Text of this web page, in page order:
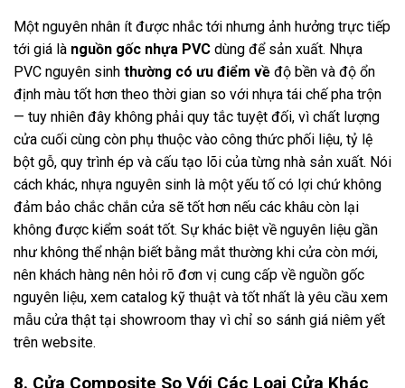
Một nguyên nhân ít được nhắc tới nhưng ảnh hưởng trực tiếp
tới giá là nguồn gốc nhựa PVC dùng để sản xuất. Nhựa
PVC nguyên sinh thường có ưu điểm về độ bền và độ ổn
định màu tốt hơn theo thời gian so với nhựa tái chế pha trộn
— tuy nhiên đây không phải quy tắc tuyệt đối, vì chất lượng
cửa cuối cùng còn phụ thuộc vào công thức phối liệu, tỷ lệ
bột gỗ, quy trình ép và cấu tạo lõi của từng nhà sản xuất. Nói
cách khác, nhựa nguyên sinh là một yếu tố có lợi chứ không
đảm bảo chắc chắn cửa sẽ tốt hơn nếu các khâu còn lại
không được kiểm soát tốt. Sự khác biệt về nguyên liệu gần
như không thể nhận biết bằng mắt thường khi cửa còn mới,
nên khách hàng nên hỏi rõ đơn vị cung cấp về nguồn gốc
nguyên liệu, xem catalog kỹ thuật và tốt nhất là yêu cầu xem
mẫu cửa thật tại showroom thay vì chỉ so sánh giá niêm yết
trên website.
8. Cửa Composite So Với Các Loại Cửa Khác